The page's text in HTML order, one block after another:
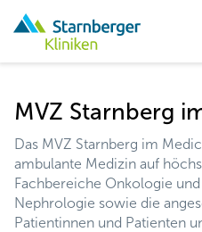
MVZ Starnberg
Das MVZ Starnberg im
ambulante Medizin auf
Fachbereiche Onkologie
Nephrologie sowie die
Patientinnen und Patienten